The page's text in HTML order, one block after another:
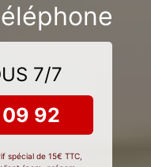
7/7
92
spécial de 15€ TTC,